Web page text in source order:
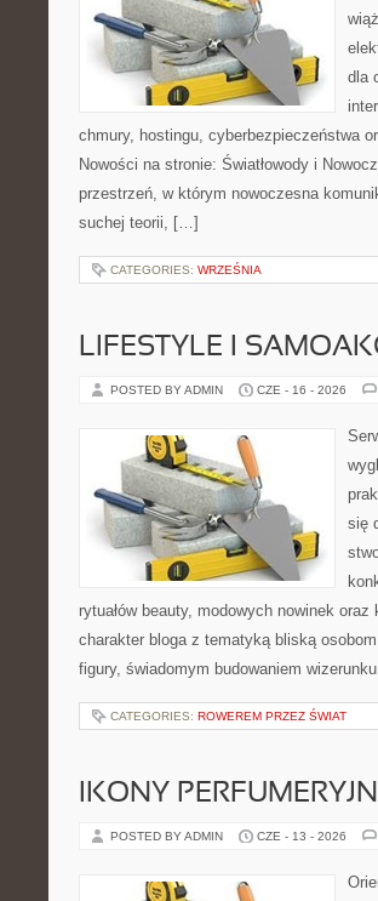
dla
chmury, hostingu, cyberbezpieczeństwa
Nowości na stronie: Światłowody i
przestrzeń, w którym nowoczesna
suchej teorii, […]
CATEGORIES: WRZEŚNIA
LIFESTYLE I
POSTED BY ADMIN CZE - 16 - 2026
się
rytuałów beauty, modowych nowinek
charakter bloga z tematyką bliską
figury, świadomym budowaniem
CATEGORIES: ROWEREM PRZEZ ŚWIAT
IKONY
POSTED BY ADMIN CZE - 13 - 2026